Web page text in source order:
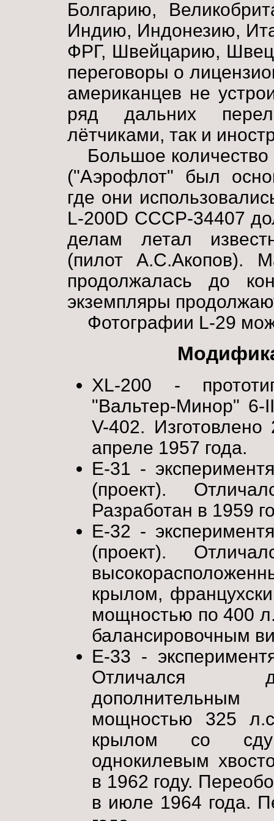
Болгарию,
Индию, Индонезию,
ФРГ, Швейцарию,
переговоры о
американцев не
ряд дальних
лётчиками, так и
Большое
("Аэрофлот" был
где они
L-200D СССР-34407
делам летал
(пилот А.С.Акопов).
продолжалась до
экземпляры
Фотографии L-29
XL-200 -
"Вальтер-Минор" 6-
V-402.
апреле 1957 года.
E-31 -
(проект).
Разработан в 1959
E-32 -
(проект).
крылом,
мощностью по 400
балансировочным
E-33 -
Отличался
мощностью 325
крылом со
однокилевым
в 1962 году.
в июле 1964 года.